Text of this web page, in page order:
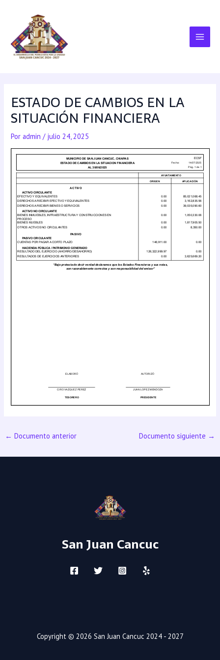
ESTADO DE CAMBIOS EN LA
SITUACIÓN FINANCIERA
Poradmin/ julio 24, 2025
← Documento anterior Documento siguiente →
San Juan Cancuc
Copyright © 2026 San Juan Cancuc 2024 - 2027